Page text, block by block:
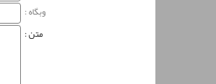
وبگاه‌ :
متن :